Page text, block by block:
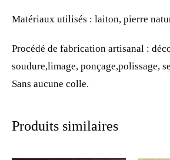
Matériaux utilisés : laiton, pierre
Procédé de fabrication artisanal :
soudure,limage, ponçage,polissage,
Sans aucune colle.
Produits similaires